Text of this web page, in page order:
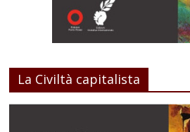
La Civiltà capitalista